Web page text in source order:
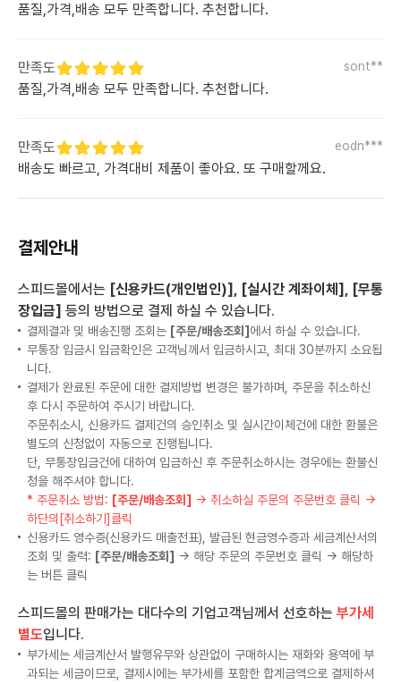
품질,가격,배송 모두 만족합니다. 추천합니다.
만족도
품질,가격,배송 모두 만족합니다. 추천합니다.
sont**
만족도
배송도 빠르고, 가격대비 제품이 좋아요. 또 구매할께요.
eodn***
결제안내
스피드몰에서는 [신용카드(개인법인)], [실시간 계좌이체], [무통
장입금] 등의 방법으로 결제 하실 수 있습니다.
결제결과 및 배송진행 조회는 [주문/배송조회] 에서 하실 수 있습니다.
무통장 입금시 입금확인은 고객님께서 입금하시고, 최대 30분까지 소요됩
니다.
결제가 완료된 주문에 대한 결제방법 변경은 불가하며, 주문을 취소하신
후 다시 주문하여 주시기 바랍니다.
주문취소시, 신용카드 결제건의 승인취소 및 실시간이체건에 대한 환불은
별도의 신청없이 자동으로 진행됩니다.
단, 무통장입금건에 대하여 입금하신 후 주문취소하시는 경우에는 환불신
청을 해주셔야 합니다.
* 주문취소 방법: [주문/배송조회] → 취소하실 주문의 주문번호 클릭 →
하단의[취소하기]클릭
신용카드 영수증(신용카드 매출전표), 발급된 현금영수증과 세금계산서의
조회 및 출력: [주문/배송조회] → 해당 주문의 주문번호 클릭 → 해당하
는 버튼 클릭
스피드몰의 판매가는 대다수의 기업고객님께서 선호하는 부가세
별도입니다.
부가세는 세금계산서 발행유무와 상관없이 구매하시는 재화와 용역에 부
과되는 세금이므로, 결제시에는 부가세를 포함한 합계금액으로 결제하셔